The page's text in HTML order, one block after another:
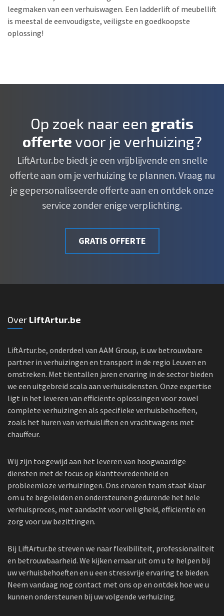
leegmaken van een verhuiswagen. Een ladderlift of meubellift
is meestal de eenvoudigste, veiligste en goedkoopste
oplossing!
Op zoek naar een gratis
offertevoor je verhuizing?
LiftArtur.be biedt je een vrijblijvende en snelle
offerte aan om je verhuizing te plannen. Vraag nu
je gepersonaliseerde offerte aan en ontdek onze
service zonder enige verplichting.
GRATIS OFFERTE
Over LiftArtur.be
LiftArtur.be, onderdeel van AAM Group, is uw betrouwbare
partner in verhuizingen en transport in de regio Leuven en
omstreken. Met tientallen jaren ervaring in de sector bieden
we een uitgebreid scala aan verhuisdiensten. Onze expertise
ligt in het leveren van efficiënte oplossingen voor zowel
complete verhuizingen als specifieke verhuisbehoeften,
zoals het huren van verhuisliften en vrachtwagens met
chauffeur.
Wij zijn toegewijd aan het leveren van hoogwaardige
diensten met de focus op klanttevredenheid en
probleemloze verhuizingen. Ons ervaren team staat klaar
om u te begeleiden en ondersteunen gedurende het hele
verhuisproces, met aandacht voor veiligheid, efficiëntie en
zorg voor uw bezittingen.
Bij LiftArtur.be streven we naar flexibiliteit, professionaliteit
en betrouwbaarheid. We kijken ernaar uit om u te helpen bij
uw verhuisbehoeften en u een stressvrije ervaring te bieden.
Neem vandaag nog contact met ons op en ontdek hoe we u
kunnen ondersteunen bij uw volgende verhuizing.